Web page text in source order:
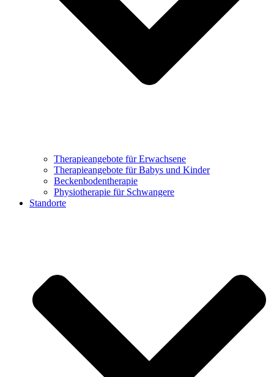
Therapieangebote für Erwachsene
Therapieangebote für Babys und Kinder
Beckenbodentherapie
Physiotherapie für Schwangere
Standorte